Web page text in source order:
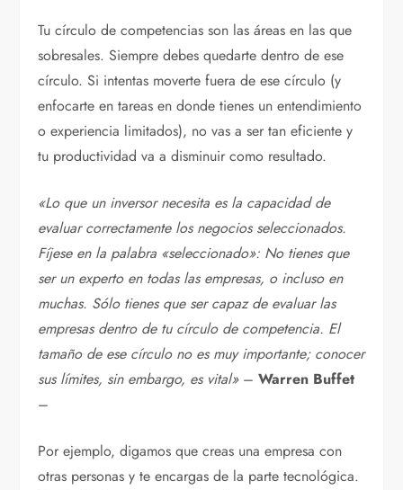
Tu círculo de competencias son las áreas en las que
sobresales. Siempre debes quedarte dentro de ese
círculo. Si intentas moverte fuera de ese círculo (y
enfocarte en tareas en donde tienes un entendimiento
o experiencia limitados), no vas a ser tan eficiente y
tu productividad va a disminuir como resultado.
«Lo que un inversor necesita es la capacidad de
evaluar correctamente los negocios seleccionados.
Fíjese en la palabra «seleccionado»: No tienes que
ser un experto en todas las empresas, o incluso en
muchas. Sólo tienes que ser capaz de evaluar las
empresas dentro de tu círculo de competencia. El
tamaño de ese círculo no es muy importante; conocer
sus límites, sin embargo, es vital»–Warren Buffet
–
Por ejemplo, digamos que creas una empresa con
otras personas y te encargas de la parte tecnológica.